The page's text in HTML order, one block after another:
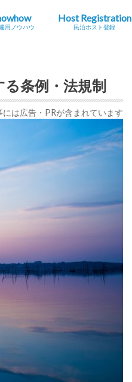
用ノウハウ
Host Registration
民泊ホスト登録
る条例・法規制
は広告・PRが含まれています